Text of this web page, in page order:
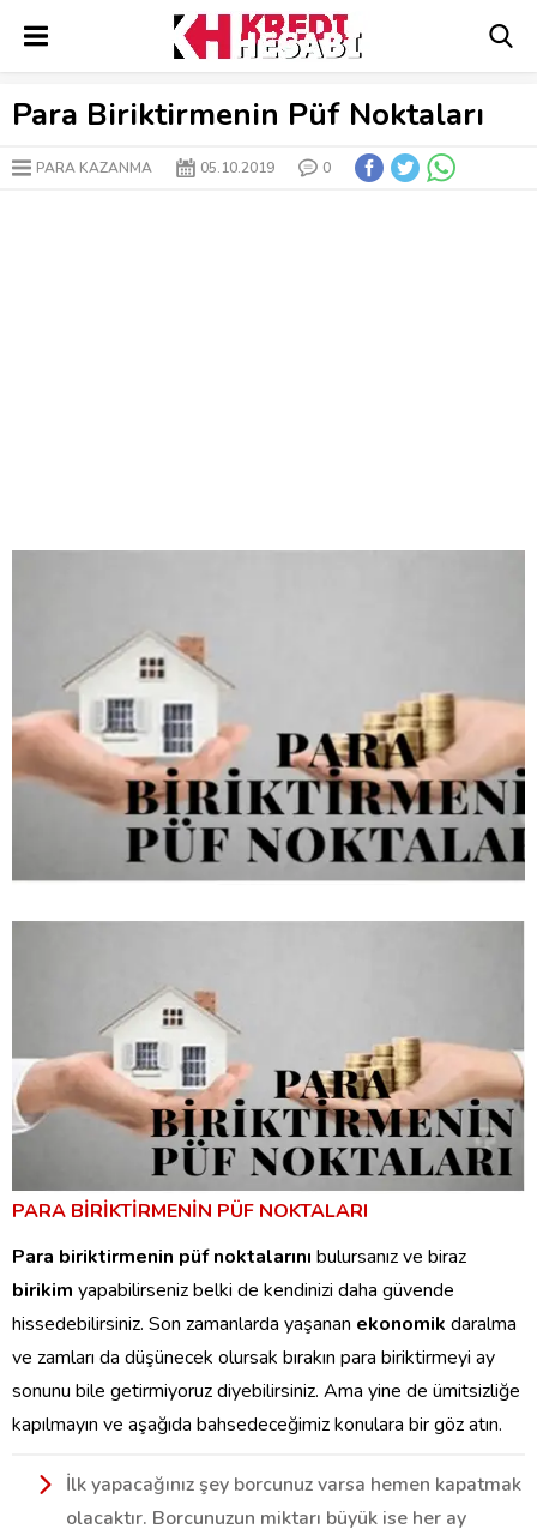
Para Biriktirmenin Püf Noktaları
PARA KAZANMA 05.10.2019 0
PARA BİRİKTİRMENİN PÜF NOKTALARI
Para biriktirmenin püf noktalarını bulursanız ve biraz
birikim yapabilirseniz belki de kendinizi daha güvende
hissedebilirsiniz. Son zamanlarda yaşanan ekonomik daralma
ve zamları da düşünecek olursak bırakın para biriktirmeyi ay
sonunu bile getirmiyoruz diyebilirsiniz. Ama yine de ümitsizliğe
kapılmayın ve aşağıda bahsedeceğimiz konulara bir göz atın.
İlk yapacağınız şey borcunuz varsa hemen kapatmak
olacaktır. Borcunuzun miktarı büyük ise her ay